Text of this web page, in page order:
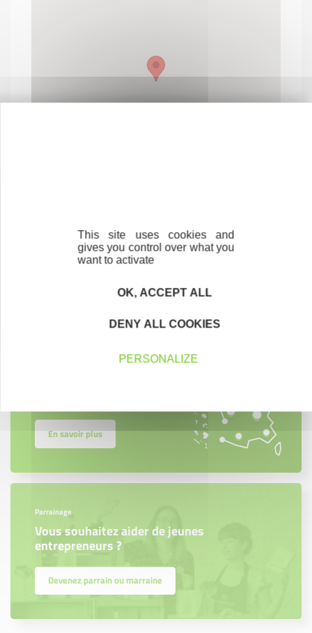
Contactez-nous !
Trouvez à qui vous adresser
En savoir plus
Parrainage
Vous souhaitez aider de jeunes
entrepreneurs ?
Devenez parrain ou marraine
This site uses cookies and
gives you control over what you
want to activate
OK, ACCEPT ALL
DENY ALL COOKIES
PERSONALIZE